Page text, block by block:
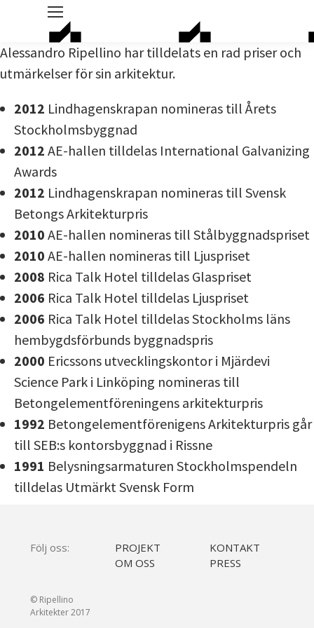
Alessandro Ripellino har tilldelats en rad priser och
utmärkelser för sin arkitektur.
2012 Lindhagenskrapan nomineras till Årets
Stockholmsbyggnad
2012 AE-hallen tilldelas International Galvanizing
Awards
2012 Lindhagenskrapan nomineras till Svensk
Betongs Arkitekturpris
2010 AE-hallen nomineras till Stålbyggnadspriset
2010 AE-hallen nomineras till Ljuspriset
2008 Rica Talk Hotel tilldelas Glaspriset
2006 Rica Talk Hotel tilldelas Ljuspriset
2006 Rica Talk Hotel tilldelas Stockholms läns
hembygdsförbunds byggnadspris
2000 Ericssons utvecklingskontor i Mjärdevi
Science Park i Linköping nomineras till
Betongelementföreningens arkitekturpris
1992 Betongelementförenigens Arkitekturpris går
till SEB:s kontorsbyggnad i Rissne
1991 Belysningsarmaturen Stockholmspendeln
tilldelas Utmärkt Svensk Form
Följ oss:
© Ripellino
Arkitekter 2017
PROJEKT
OM OSS
KONTAKT
PRESS